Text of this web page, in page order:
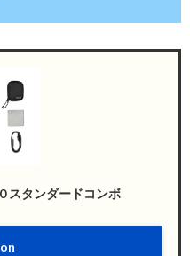
スタンダードコンボ